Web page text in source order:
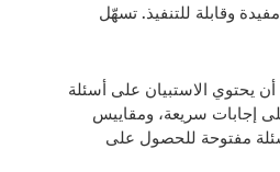
وقابلة للتنفيذ. تسهّل
يحتوي الاستبيان على أسئلة
إجابات سريعة، ومقاييس
مفتوحة للحصول على